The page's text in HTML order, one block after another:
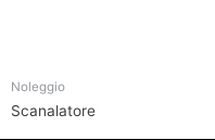
Noleggio
Scanalatore